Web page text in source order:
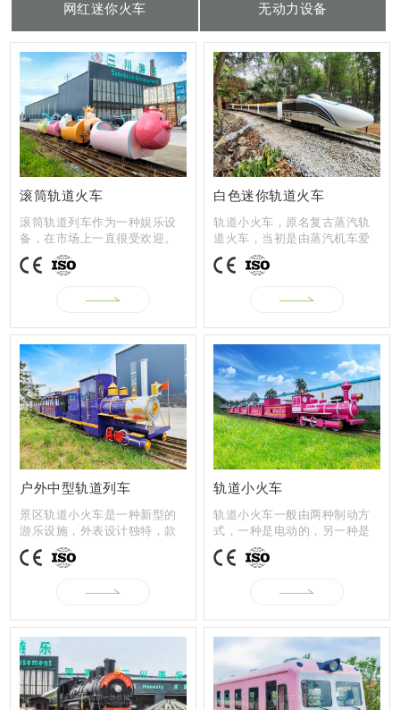
网红迷你火车 无动力设备
滚筒轨道火车
滚筒轨道列车作为一种娱乐设
备，在市场上一直很受欢迎。
它有自己的...
白色迷你轨道火车
轨道小火车，原名复古蒸汽轨
道火车，当初是由蒸汽机车爱
好者开发和...
户外中型轨道列车
景区轨道小火车是一种新型的
游乐设施，外表设计独特，款
式新颖，因...
轨道小火车
轨道小火车一般由两种制动方
式，一种是电动的，另一种是
柴油的。根...